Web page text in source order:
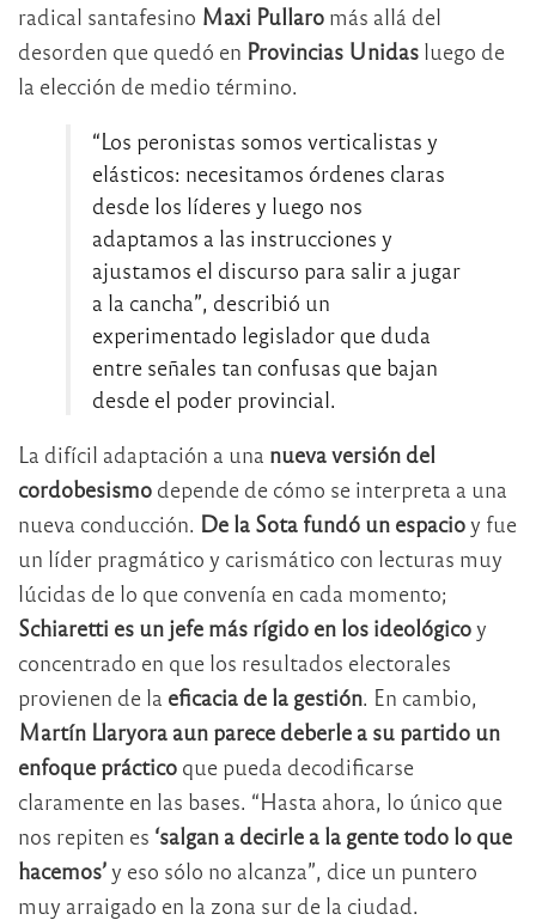
radical santafesino Maxi Pullaro más allá del
desorden que quedó en Provincias Unidas luego de
la elección de medio término.
“Los peronistas somos verticalistas y
elásticos: necesitamos órdenes claras
desde los líderes y luego nos
adaptamos a las instrucciones y
ajustamos el discurso para salir a jugar
a la cancha”, describió un
experimentado legislador que duda
entre señales tan confusas que bajan
desde el poder provincial.
La difícil adaptación a una nueva versión del
cordobesismo depende de cómo se interpreta a una
nueva conducción. De la Sota fundó un espacioy fue
un líder pragmático y carismático con lecturas muy
lúcidas de lo que convenía en cada momento;
Schiaretti es un jefe más rígido en los ideológicoy
concentrado en que los resultados electorales
provienen de la eficacia de la gestión. En cambio,
Martín Llaryora aun parece deberle a su partido un
enfoque práctico que pueda decodificarse
claramente en las bases. “Hasta ahora, lo único que
nos repiten es ‘salgan a decirle a la gente todo lo que
hacemos’y eso sólo no alcanza”, dice un puntero
muy arraigado en la zona sur de la ciudad.